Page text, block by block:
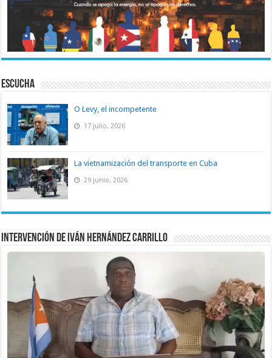
ESCUCHA
O Levy, el incompetente
17 julio, 2026
La vietnamización del transporte en Cuba
29 junio, 2026
Intervención de Iván Hernández Carrillo